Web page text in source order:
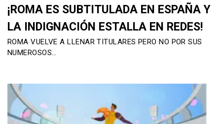
¡ROMA ES SUBTITULADA EN ESPAÑA Y
LA INDIGNACIÓN ESTALLA EN REDES!
ROMA VUELVE A LLENAR TITULARES PERO NO POR SUS
NUMEROSOS…